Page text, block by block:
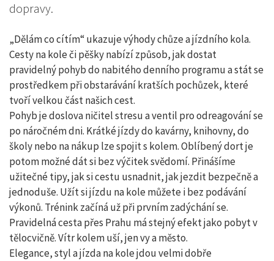
dopravy.
„Dělám co cítím“ ukazuje výhody chůze a jízdního kola.
Cesty na kole či pěšky nabízí způsob, jak dostat
pravidelný pohyb do nabitého denního programu a stát se
prostředkem při obstarávání kratších pochůzek, které
tvoří velkou část našich cest.
Pohyb je doslova ničitel stresu a ventil pro odreagování se
po náročném dni. Krátké jízdy do kavárny, knihovny, do
školy nebo na nákup lze spojit s kolem. Oblíbený dort je
potom možné dát si bez výčitek svědomí. Přinášíme
užitečné tipy, jak si cestu usnadnit, jak jezdit bezpečně a
jednoduše. Užít si jízdu na kole můžete i bez podávání
výkonů. Trénink začíná už při prvním zadýchání se.
Pravidelná cesta přes Prahu má stejný efekt jako pobyt v
tělocvičně. Vítr kolem uší, jen vy a město.
Elegance, styl a jízda na kole jdou velmi dobře